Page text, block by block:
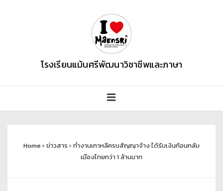
โรงเรียนแม้นศรีพัฒนาวิชาชีพและภาษา
Home› ข่าวสาร › ทำงานเกาหลีครบสัญญาจ้าง ได้รับเงินก้อนกลับ
เมืองไทยกว่า 1 ล้านบาท